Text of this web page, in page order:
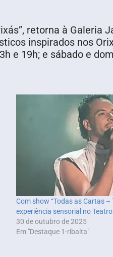
retorna à Galeria
inspirados nos
e 19h; e sábado e
Com show “Todas as Cartas –
experiência sensorial no
30 de outubro de 2025
Em "Destaque 1-ribalta"